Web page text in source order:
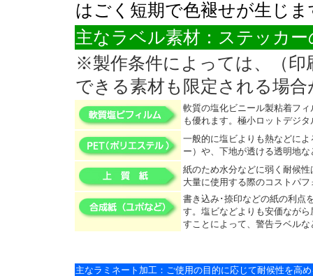
はごく短期で色褪せが生じま
主なラベル素材：ステッカ
※製作条件によっては、（印
できる素材も限定される場
軟質の塩化ビニール製粘着フ
も優れます。極小ロットデジ
一般的に塩ビよりも熱などに
ー）や、下地が透ける透明地
紙のため水分などに弱く耐候
大量に使用する際のコストパ
書き込み･捺印などの紙の利点
す。塩ビなどよりも安価なが
すことによって、警告ラベル
主なラミネート加工：ご使用の目的に応じて耐候性を高